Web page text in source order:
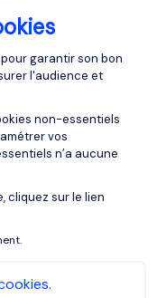
garantir son bon
l'audience et
non-essentiels
vos
n’a aucune
cliquez sur le lien
a cargo de
los clientes
los clientes y